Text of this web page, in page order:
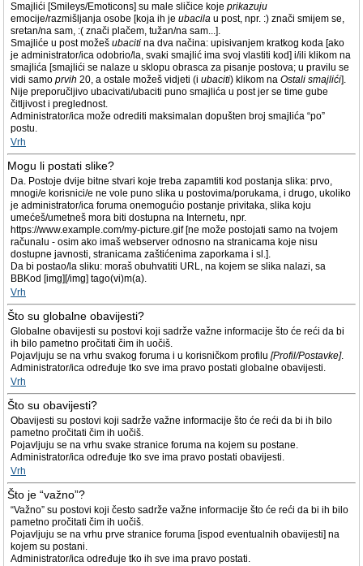
Smajlići [Smileys/Emoticons] su male sličice koje prikazuju
emocije/razmišljanja osobe [koja ih je ubacila u post, npr. :) znači smijem se,
sretan/na sam, :( znači plačem, tužan/na sam...].
Smajliće u post možeš ubaciti na dva načina: upisivanjem kratkog koda [ako
je administrator/ica odobrio/la, svaki smajlić ima svoj vlastiti kod] i/ili klikom na
smajlića [smajlići se nalaze u sklopu obrasca za pisanje postova; u pravilu se
vidi samo prvih 20, a ostale možeš vidjeti (i ubaciti) klikom na Ostali smajlići].
Nije preporučljivo ubacivati/ubaciti puno smajlića u post jer se time gube
čitljivost i preglednost.
Administrator/ica može odrediti maksimalan dopušten broj smajlića “po”
postu.
Vrh
Mogu li postati slike?
Da. Postoje dvije bitne stvari koje treba zapamtiti kod postanja slika: prvo,
mnogi/e korisnici/e ne vole puno slika u postovima/porukama, i drugo, ukoliko
je administrator/ica foruma onemogućio postanje privitaka, slika koju
umećeš/umetneš mora biti dostupna na Internetu, npr.
https://www.example.com/my-picture.gif [ne može postojati samo na tvojem
računalu - osim ako imaš webserver odnosno na stranicama koje nisu
dostupne javnosti, stranicama zaštićenima zaporkama i sl.].
Da bi postao/la sliku: moraš obuhvatiti URL, na kojem se slika nalazi, sa
BBKod [img][/img] tago(vi)m(a).
Vrh
Što su globalne obavijesti?
Globalne obavijesti su postovi koji sadrže važne informacije što će reći da bi
ih bilo pametno pročitati čim ih uočiš.
Pojavljuju se na vrhu svakog foruma i u korisničkom profilu [Profil/Postavke].
Administrator/ica određuje tko sve ima pravo postati globalne obavijesti.
Vrh
Što su obavijesti?
Obavijesti su postovi koji sadrže važne informacije što će reći da bi ih bilo
pametno pročitati čim ih uočiš.
Pojavljuju se na vrhu svake stranice foruma na kojem su postane.
Administrator/ica određuje tko sve ima pravo postati obavijesti.
Vrh
Što je “važno”?
“Važno” su postovi koji često sadrže važne informacije što će reći da bi ih bilo
pametno pročitati čim ih uočiš.
Pojavljuju se na vrhu prve stranice foruma [ispod eventualnih obavijesti] na
kojem su postani.
Administrator/ica određuje tko ih sve ima pravo postati.